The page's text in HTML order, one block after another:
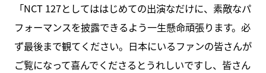
「NCT 127としてははじめての出演なだけに、素敵なパ
フォーマンスを披露できるよう一生懸命頑張ります。必
ず最後まで観てください。日本にいるファンの皆さんが
ご覧になって喜んでくださるとうれしいですし、皆さん